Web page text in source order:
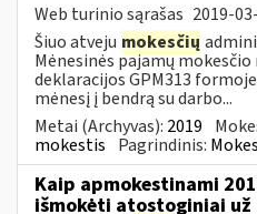
Web turinio sąrašas 2019-
Šiuo atveju mokesčių
Mėnesinės pajamų mokesčio
deklaracijos GPM313
mėnesį į bendrą su darbo...
Metai (Archyvas): 2019
mokestis Pagrindinis:
Kaip apmokestinami
išmokėti atostoginiai už